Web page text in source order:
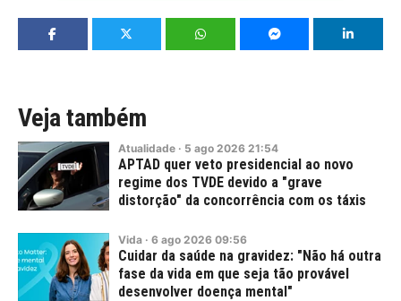
Veja também
Atualidade · 5 ago 2026 21:54
APTAD quer veto presidencial ao novo
regime dos TVDE devido a "grave
distorção" da concorrência com os táxis
Vida · 6 ago 2026 09:56
Cuidar da saúde na gravidez: "Não há outra
fase da vida em que seja tão provável
desenvolver doença mental"